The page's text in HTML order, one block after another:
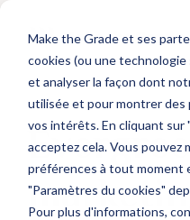
Make the Grade et ses
cookies (ou une technologie
et analyser la façon dont
utilisée et pour montrer des
vos intérêts. En cliquant sur
acceptez cela. Vous pouvez
préférences à tout moment
"Paramètres du cookies"
Pour plus d'informations,
DÉFINITION